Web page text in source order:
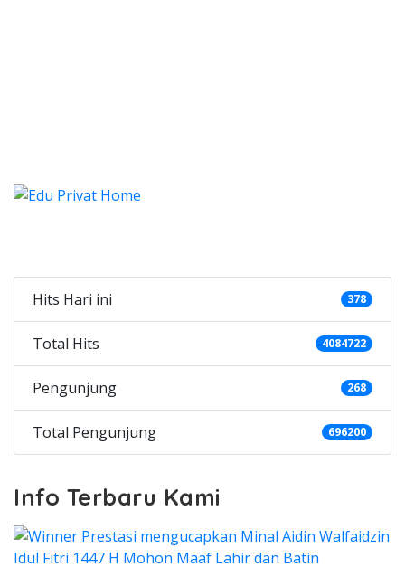
Hits Hari ini 378
Total Hits 4084722
Pengunjung 268
Total Pengunjung 696200
Info Terbaru Kami